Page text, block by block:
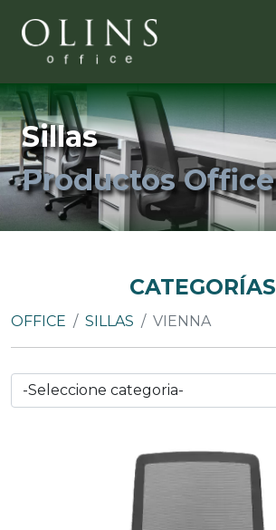
Sillas
Productos Office
CATEGORÍAS
OFFICE SILLAS VIENNA